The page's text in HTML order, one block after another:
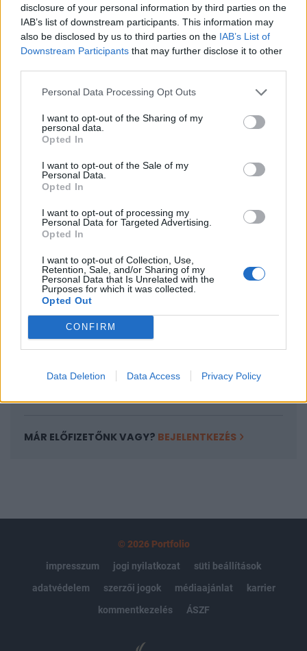
disclosure of your personal information by third parties on the
IAB’s list of downstream participants. This information may
also be disclosed by us to third parties on the IAB’s List of
Downstream Participants that may further disclose it to other
Personal Data Processing Opt Outs
I want to opt-out of the Sharing of my
personal data.
Opted In
I want to opt-out of the Sale of my
Personal Data.
Opted In
I want to opt-out of processing my
Personal Data for Targeted Advertising.
Opted In
I want to opt-out of Collection, Use,
Retention, Sale, and/or Sharing of my
Personal Data that Is Unrelated with the
Purposes for which it was collected.
Opted Out
CONFIRM
Data Deletion Data Access Privacy Policy
kerülhet sor, ha a kedvező pénzügyi piaci
folyamatok tartósak és a középtávú inflációs
kockázatok mérsékeltek maradnak."
Elmúlt negyedév kamatlépései A monetáris politikában a
válság kezdete óta egyszerre vannak jelen a lazítás és a
visszaesése és tartós gyengesége kamatcsökkentést
indokolna. A folyamatosan érkező költségsokkok
csökkenni, ami az óvatos kamatpolitika irányába...
KEDVES OLVASÓNK!
A keresett cikk a portfolio.hu hírarchívumához
tartozik, melynek olvasása előfizetéses
regisztrációhoz kötött.
Az előfizetés a következőket tartalmazza:
Portfolio.hu teljes cikkarchívum
Kötéslisták: BÉT elmúlt 2 év napon belüli
kötéslistái
MÁR ELŐFIZETŐNK VAGY? BEJELENTKEZÉS
© 2026 Portfolio
impresszum
jogi nyilatkozat
süti beállítások
adatvédelem
szerzői jogok médiaajánlat
karrier
kommentkezelés
ÁSZF